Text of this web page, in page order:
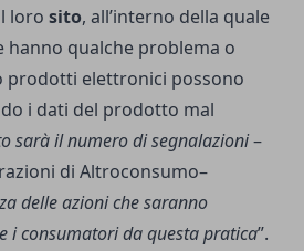
loro sito, all’interno della quale
hanno qualche problema o
prodotti elettronici possono
i dati del prodotto mal
sarà il numero di segnalazioni–
di Altroconsumo–
delle azioni che saranno
i consumatori da questa pratica”.